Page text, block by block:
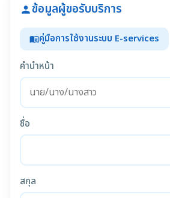
personข้อมูลผู้ขอรับบริการ
menu_bookคู่มือการใช้งานระบบ E-services
คำนำหน้า
ชื่อ
สกุล